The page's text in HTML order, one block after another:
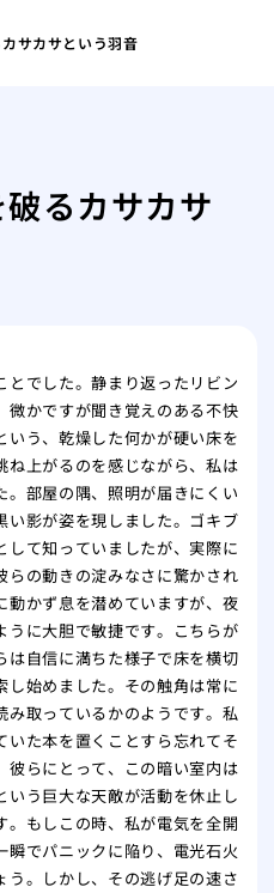
サカサという羽音
バ
安
自
き
あ
の
るカサカサ
とでした。静まり返ったリビン
微かですが聞き覚えのある不快
いう、乾燥した何かが硬い床を
ね上がるのを感じながら、私は
。部屋の隅、照明が届きにくい
い影が姿を現しました。ゴキブ
して知っていましたが、実際に
らの動きの淀みなさに驚かされ
動かず息を潜めていますが、夜
うに大胆で敏捷です。こちらが
は自信に満ちた様子で床を横切
し始めました。その触角は常に
み取っているかのようです。私
いた本を置くことすら忘れてそ
彼らにとって、この暗い室内は
いう巨大な天敵が活動を休止し
。もしこの時、私が電気を全開
瞬でパニックに陥り、電光石火
う。しかし、その逃げ足の速さ